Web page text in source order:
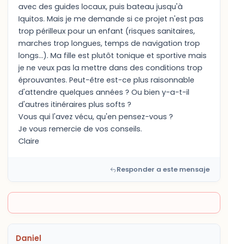
avec des guides locaux, puis bateau jusqu'à
Iquitos. Mais je me demande si ce projet n'est pas
trop périlleux pour un enfant (risques sanitaires,
marches trop longues, temps de navigation trop
longs...). Ma fille est plutôt tonique et sportive mais
je ne veux pas la mettre dans des conditions trop
éprouvantes. Peut-être est-ce plus raisonnable
d'attendre quelques années ? Ou bien y-a-t-il
d'autres itinéraires plus softs ?
Vous qui l'avez vécu, qu'en pensez-vous ?
Je vous remercie de vos conseils.
Claire
Responder a este mensaje
Daniel